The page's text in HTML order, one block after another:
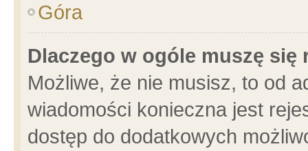
Góra
Dlaczego w ogóle muszę się
Możliwe, że nie musisz, to od
wiadomości konieczna jest
dostęp do dodatkowych